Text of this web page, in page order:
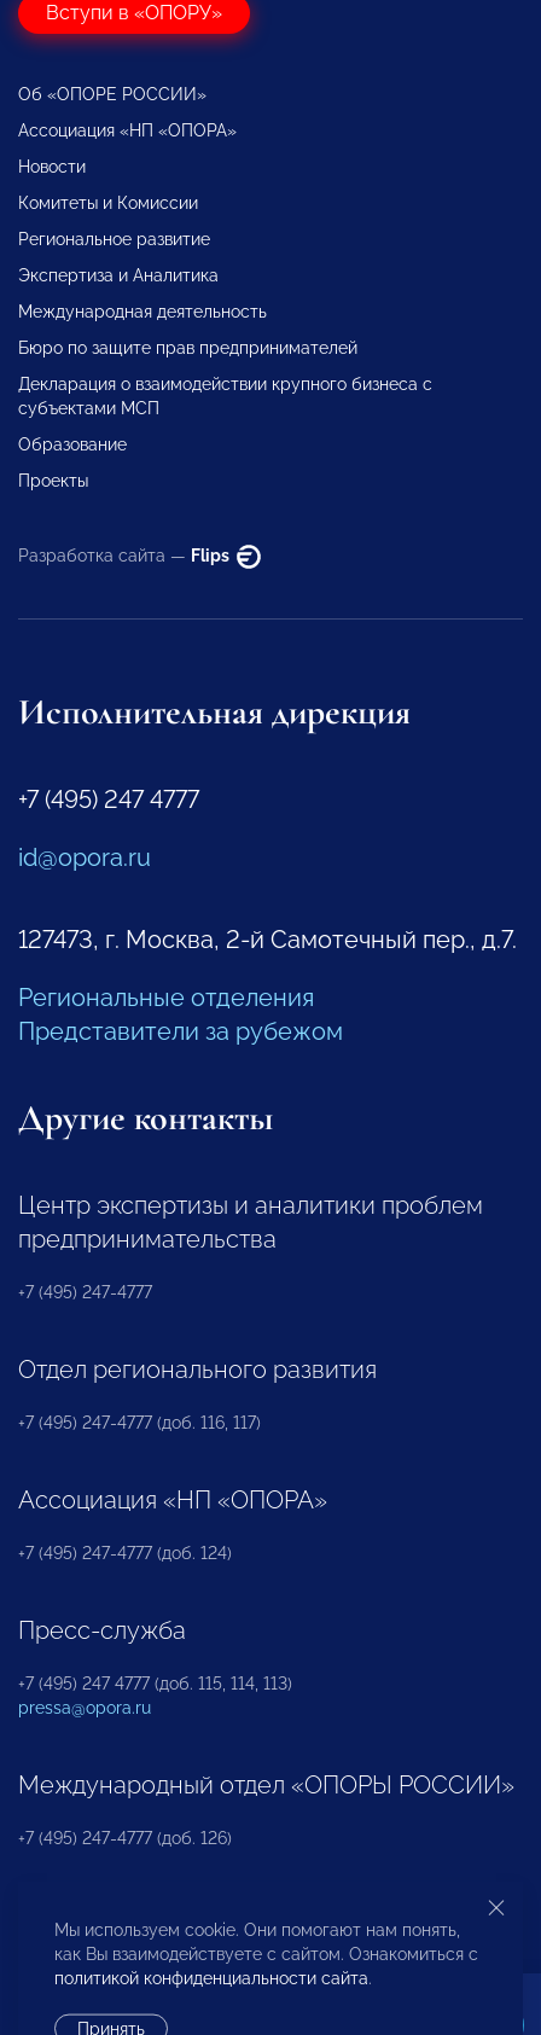
Вступи в «ОПОРУ»
Об «ОПОРЕ РОССИИ»
Ассоциация «НП «ОПОРА»
Новости
Комитеты и Комиссии
Региональное развитие
Экспертиза и Аналитика
Международная деятельность
Бюро по защите прав предпринимателей
Декларация о взаимодействии крупного бизнеса с
субъектами МСП
Образование
Проекты
Разработка сайта — Flips
Исполнительная дирекция
+7 (495) 247 4777
id@opora.ru
127473, г. Москва, 2-й Самотечный пер., д.7.
Региональные отделения
Представители за рубежом
Другие контакты
Центр экспертизы и аналитики проблем
предпринимательства
+7 (495) 247-4777
Отдел регионального развития
+7 (495) 247-4777 (доб. 116, 117)
Ассоциация «НП «ОПОРА»
+7 (495) 247-4777 (доб. 124)
Пресс-служба
+7 (495) 247 4777 (доб. 115, 114, 113)
pressa@opora.ru
Международный отдел «ОПОРЫ РОССИИ»
+7 (495) 247-4777 (доб. 126)
Бюро по защите прав предпринимателей и
инвесторов
Мы используем cookie. Они помогают нам понять,
как Вы взаимодействуете с сайтом. Ознакомиться с
политикой конфиденциальности сайта.
Принять